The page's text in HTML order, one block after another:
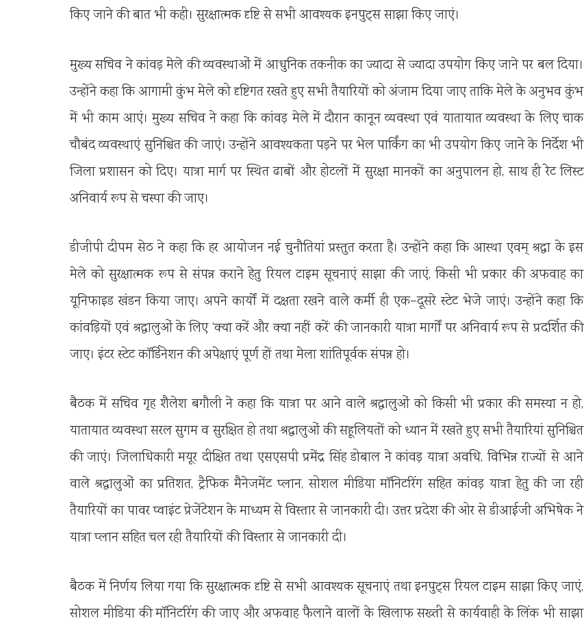
किए जाने की बात भी कही। सुरक्षात्मक दृष्टि से सभी आवश्यक इनपुट्स साझा किए जाएं।
मुख्य सचिव ने कांवड़ मेले की व्यवस्थाओं में आधुनिक तकनीक का ज्यादा से ज्यादा उपयोग किए जाने पर बल दिया।
उन्होंने कहा कि आगामी कुंभ मेले को दृष्टिगत रखते हुए सभी तैयारियों को अंजाम दिया जाए ताकि मेले के अनुभव कुंभ
में भी काम आएं। मुख्य सचिव ने कहा कि कांवड़ मेले में दौरान कानून व्यवस्था एवं यातायात व्यवस्था के लिए चाक
चौबंद व्यवस्थाएं सुनिश्चित की जाएं। उन्होंने आवश्यकता पड़ने पर भेल पार्किंग का भी उपयोग किए जाने के निर्देश भी
जिला प्रशासन को दिए। यात्रा मार्ग पर स्थित ढाबों और होटलों में सुरक्षा मानकों का अनुपालन हो, साथ ही रेट लिस्ट
अनिवार्य रूप से चस्पा की जाए।
डीजीपी दीपम सेठ ने कहा कि हर आयोजन नई चुनौतियां प्रस्तुत करता है। उन्होंने कहा कि आस्था एवम् श्रद्धा के इस
मेले को सुरक्षात्मक रूप से संपन्न कराने हेतु रियल टाइम सूचनाएं साझा की जाएं, किसी भी प्रकार की अफवाह का
यूनिफाइड खंडन किया जाए। अपने कार्यों में दक्षता रखने वाले कर्मी ही एक–दूसरे स्टेट भेजे जाएं। उन्होंने कहा कि
कांवड़ियों एवं श्रद्धालुओं के लिए ‘क्या करें और क्या नहीं करें’ की जानकारी यात्रा मार्गों पर अनिवार्य रूप से प्रदर्शित की
जाए। इंटर स्टेट कॉर्डिनेशन की अपेक्षाएं पूर्ण हों तथा मेला शांतिपूर्वक संपन्न हो।
बैठक में सचिव गृह शैलेश बगौली ने कहा कि यात्रा पर आने वाले श्रद्धालुओं को किसी भी प्रकार की समस्या न हो,
यातायात व्यवस्था सरल सुगम व सुरक्षित हो तथा श्रद्धालुओं की सहूलियतों को ध्यान में रखते हुए सभी तैयारियां सुनिश्चित
की जाएं। जिलाधिकारी मयूर दीक्षित तथा एसएसपी प्रमेंद्र सिंह डोबाल ने कांवड़ यात्रा अवधि, विभिन्न राज्यों से आने
वाले श्रद्धालुओं का प्रतिशत, ट्रैफिक मैनेजमेंट प्लान, सोशल मीडिया मॉनिटरिंग सहित कांवड़ यात्रा हेतु की जा रही
तैयारियों का पावर प्वाइंट प्रेजेंटेशन के माध्यम से विस्तार से जानकारी दी। उत्तर प्रदेश की ओर से डीआईजी अभिषेक ने
यात्रा प्लान सहित चल रही तैयारियों की विस्तार से जानकारी दी।
बैठक में निर्णय लिया गया कि सुरक्षात्मक दृष्टि से सभी आवश्यक सूचनाएं तथा इनपुट्स रियल टाइम साझा किए जाएं,
सोशल मीडिया की मॉनिटरिंग की जाए और अफवाह फैलाने वालों के खिलाफ सख्ती से कार्यवाही के लिंक भी साझा